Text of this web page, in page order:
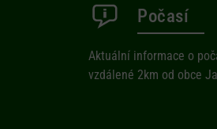
Počasí
Aktuální informace o
vzdálené 2km od obce